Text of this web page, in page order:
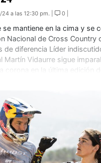
a las 12:30 pm. | 0 |
se mantiene en la cima y se
Nacional de Cross Country
de diferencia Líder
Martín Vidaurre sigue
corona en la última edición